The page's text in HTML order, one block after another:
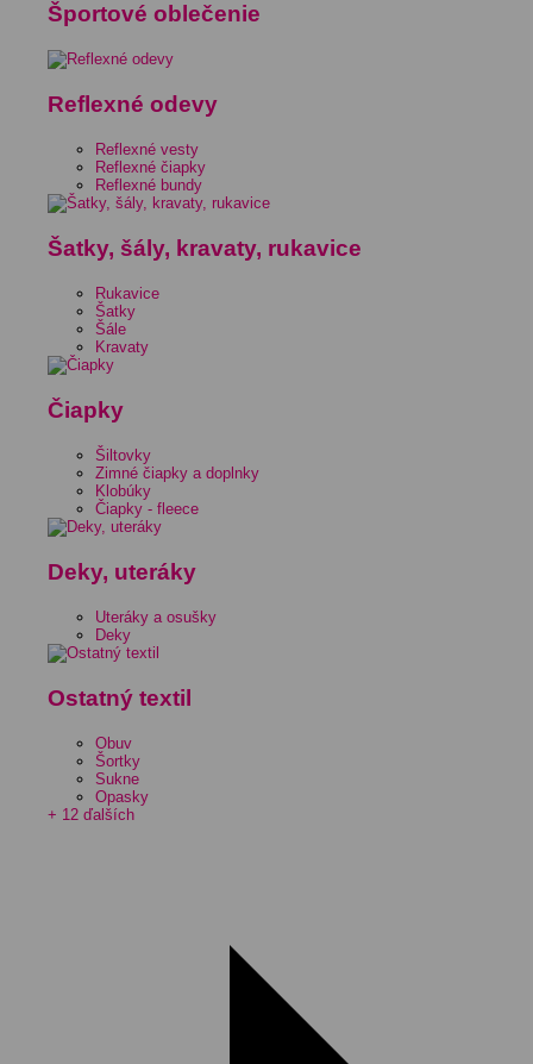
Športové oblečenie
Reflexné odevy
Reflexné vesty
Reflexné čiapky
Reflexné bundy
Šatky, šály, kravaty, rukavice
Rukavice
Šatky
Šále
Kravaty
Čiapky
Šiltovky
Zimné čiapky a doplnky
Klobúky
Čiapky - fleece
Deky, uteráky
Uteráky a osušky
Deky
Ostatný textil
Obuv
Šortky
Sukne
Opasky
+ 12 ďalších